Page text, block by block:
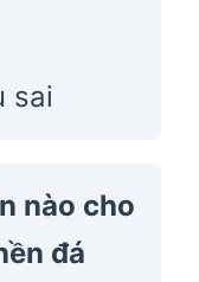
sai
nào cho
đá